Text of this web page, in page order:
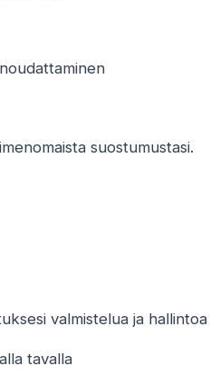
suostumustasi.
valmistelua ja
tavalla